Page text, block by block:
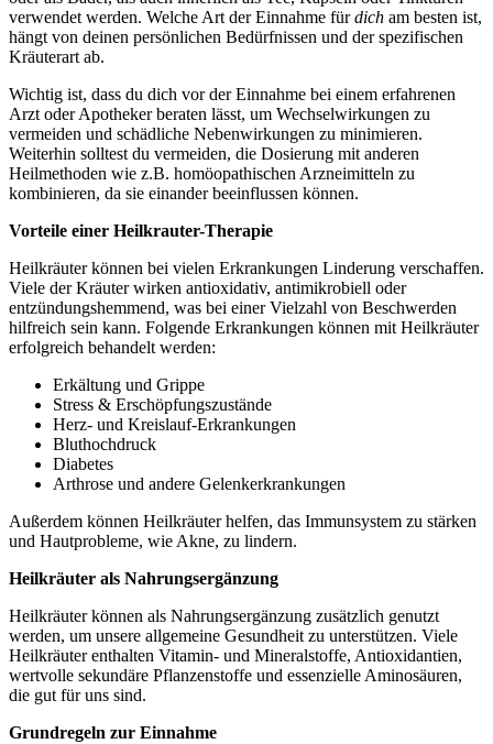
verwendet werden. Welche Art der Einnahme fürdich am besten ist,
hängt von deinen persönlichen Bedürfnissen und der spezifischen
Kräuterart ab.
Wichtig ist, dass du dich vor der Einnahme bei einem erfahrenen
Arzt oder Apotheker beraten lässt, um Wechselwirkungen zu
vermeiden und schädliche Nebenwirkungen zu minimieren.
Weiterhin solltest du vermeiden, die Dosierung mit anderen
Heilmethoden wie z.B. homöopathischen Arzneimitteln zu
kombinieren, da sie einander beeinflussen können.
Vorteile einer Heilkrauter-Therapie
Heilkräuter können bei vielen Erkrankungen Linderung verschaffen.
Viele der Kräuter wirken antioxidativ, antimikrobiell oder
entzündungshemmend, was bei einer Vielzahl von Beschwerden
hilfreich sein kann. Folgende Erkrankungen können mit Heilkräuter
erfolgreich behandelt werden:
Erkältung und Grippe
Stress & Erschöpfungszustände
Herz- und Kreislauf-Erkrankungen
Bluthochdruck
Diabetes
Arthrose und andere Gelenkerkrankungen
Außerdem können Heilkräuter helfen, das Immunsystem zu stärken
und Hautprobleme, wie Akne, zu lindern.
Heilkräuter als Nahrungsergänzung
Heilkräuter können als Nahrungsergänzung zusätzlich genutzt
werden, um unsere allgemeine Gesundheit zu unterstützen. Viele
Heilkräuter enthalten Vitamin- und Mineralstoffe, Antioxidantien,
wertvolle sekundäre Pflanzenstoffe und essenzielle Aminosäuren,
die gut für uns sind.
Grundregeln zur Einnahme